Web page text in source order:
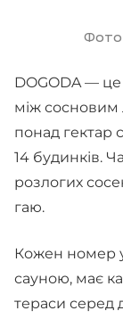
DOGODA —
між сосновим
понад гектар
14 будинків.
розлогих
гаю.
Кожен номер
сауною, має
тераси серед